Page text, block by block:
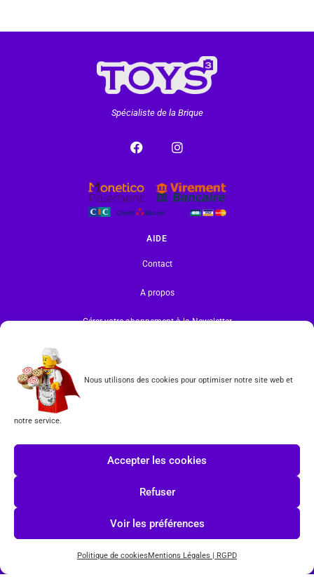
Nous utilisons des cookies pour optimiser notre site web et
notre service.
Accepter les cookies
Refuser
Voir les préférences
Politique de cookiesMentions Légales | RGPD
Spécialiste de la Brique
AIDE
Contact
A propos
Gérer votre abonnement à la Newsletter
Formulaire de rétractation
en restent les propriétaires. Tous droits réservés.
INSCRIPTION À LA NEWSLETTER